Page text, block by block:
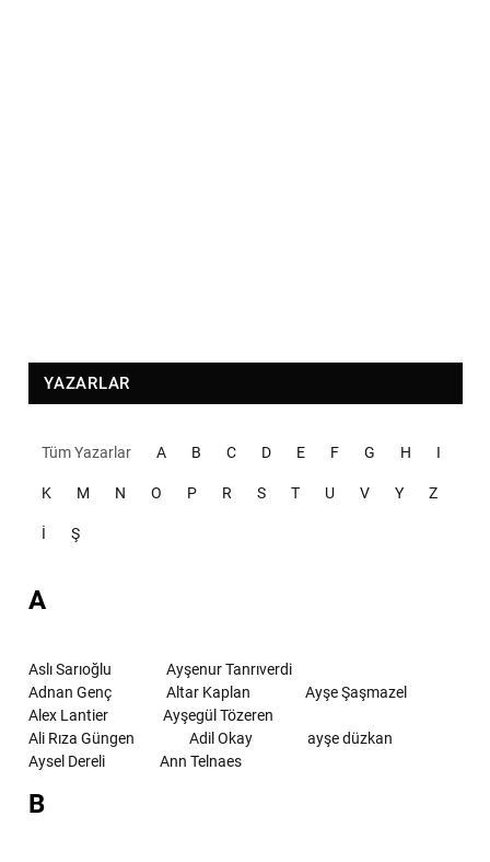
YAZARLAR
Tüm Yazarlar A B C D E F G H I
K M N O P R S T U V Y Z
İ Ş
A
Aslı Sarıoğlu
Ayşenur Tanrıverdi
Adnan Genç
Altar Kaplan
Ayşe Şaşmazel
Alex Lantier
Ayşegül Tözeren
Ali Rıza Güngen
Adil Okay
ayşe düzkan
Aysel Dereli
Ann Telnaes
B